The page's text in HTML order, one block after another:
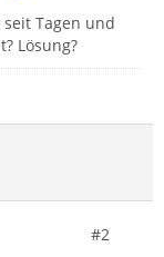
Tagen und
Lösung?
#2